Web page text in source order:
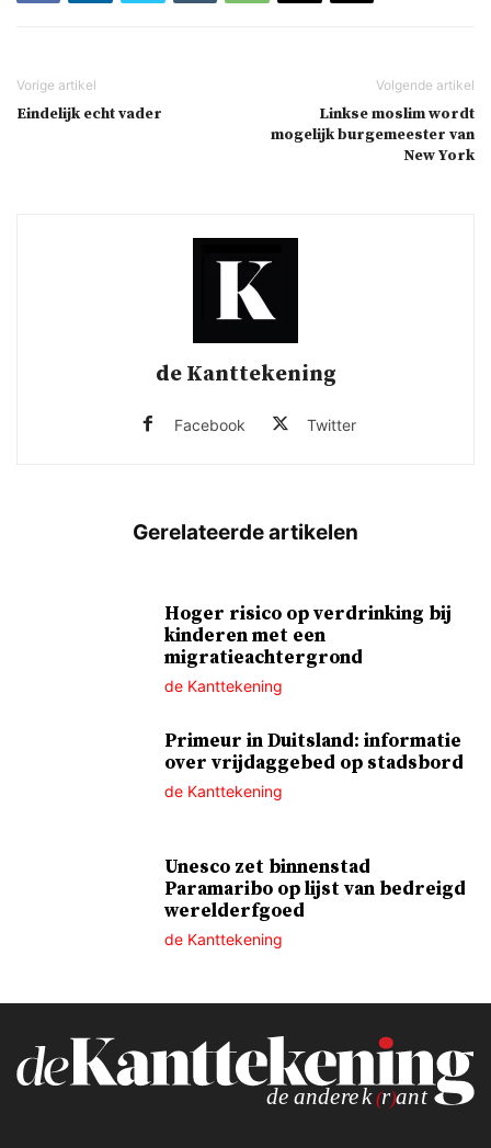
Eindelijk echt vader
Linkse moslim wordt
mogelijk burgemeester van
New York
de Kanttekening
Facebook Twitter
Hoger risico op verdrinking bij
kinderen met een
migratieachtergrond
de Kanttekening
Primeur in Duitsland: informatie
over vrijdaggebed op stadsbord
de Kanttekening
Unesco zet binnenstad
Paramaribo op lijst van bedreigd
werelderfgoed
de Kanttekening